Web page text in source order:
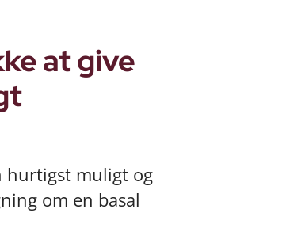
at give
hurtigst muligt og
om en basal